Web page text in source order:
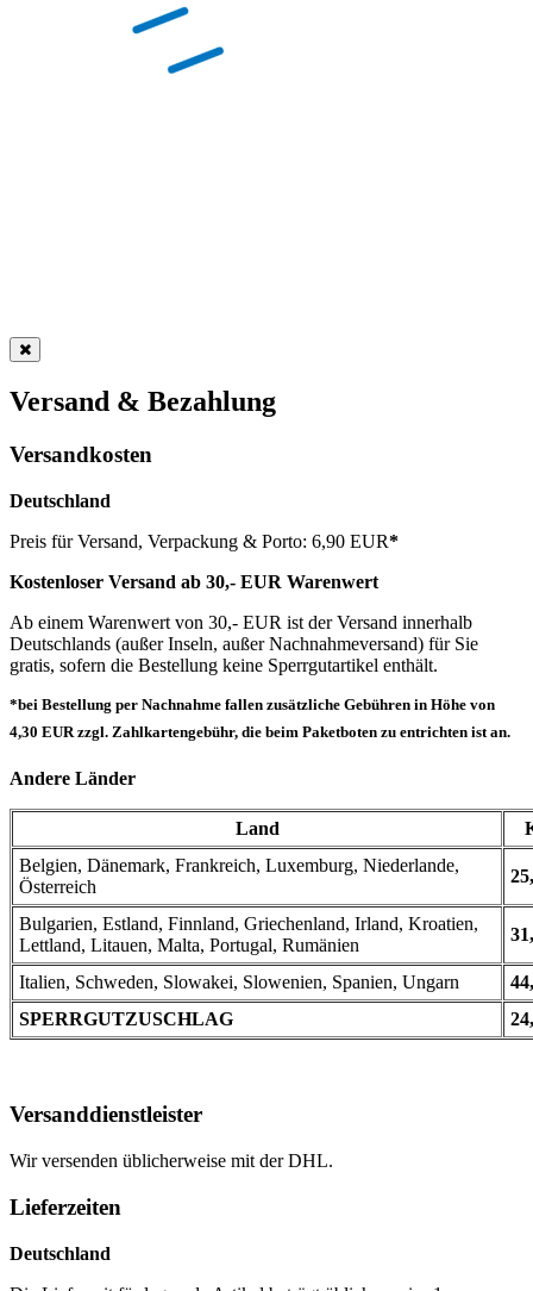
Versand & Bezahlung
Versandkosten
Deutschland
Preis für Versand, Verpackung & Porto: 6,90 EUR*
Kostenloser Versand ab 30,- EUR Warenwert
Ab einem Warenwert von 30,- EUR ist der Versand innerhalb
Deutschlands (außer Inseln, außer Nachnahmeversand) für Sie
gratis, sofern die Bestellung keine Sperrgutartikel enthält.
*bei Bestellung per Nachnahme fallen zusätzliche Gebühren in Höhe von
4,30 EUR zzgl. Zahlkartengebühr, die beim Paketboten zu entrichten ist an.
Andere Länder
Land
Belgien, Dänemark, Frankreich, Luxemburg, Niederlande,
Österreich
Bulgarien, Estland, Finnland, Griechenland, Irland, Kroatien,
Lettland, Litauen, Malta, Portugal, Rumänien
Italien, Schweden, Slowakei, Slowenien, Spanien, Ungarn
SPERRGUTZUSCHLAG
Versanddienstleister
Wir versenden üblicherweise mit der DHL.
Lieferzeiten
Deutschland